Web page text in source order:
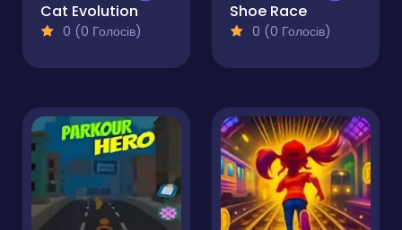
Cat Evolution
0 (0 Голосів)
Shoe Race
0 (0 Голосів)